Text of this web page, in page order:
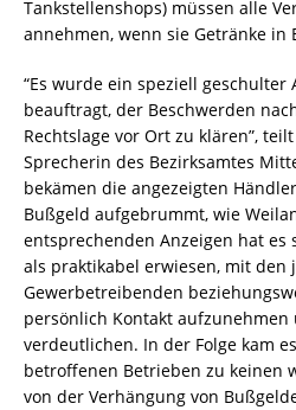
Tankstellenshops) müssen alle
annehmen, wenn sie Getränke in
“Es wurde ein speziell
beauftragt, der Beschw­erden
Rechtslage vor Ort zu klären”,
Sprecherin des Bezirksamtes
bekämen die angezeigten
Bußgeld aufgebrummt, wie
entsprechenden Anzeigen hat es
als praktikabel erwiesen, mit den
Gewerbetreibenden
persönlich Kon­takt aufzunehmen
verdeutlichen. In der Folge kam
betroffenen Betrieben zu keinen
von der Verhängung von